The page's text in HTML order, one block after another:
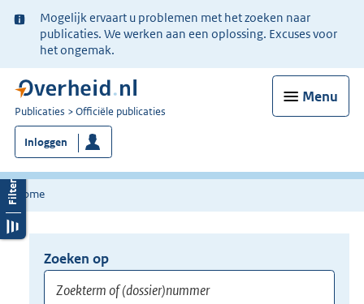
Ter
informatie:
Mogelijk ervaart u problemen met het zoeken naar
publicaties. We werken aan een oplossing. Excuses voor
het ongemak.
Menu
U
bent
nu
hier:
Publicaties Officiële publicaties
Inloggen
Home
Opnieuw
zoeken:
Zoeken op